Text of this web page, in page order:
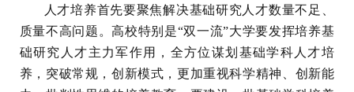
人才培养首先要聚焦解决基础研究人才数量不足、
质量不高问题。高校特别是“双一流”大学要发挥培养基
础研究人才主力军作用，全方位谋划基础学科人才培
养，突破常规，创新模式，更加重视科学精神、创新能